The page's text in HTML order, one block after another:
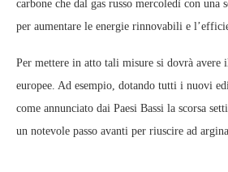
carbone che dal gas russo mercoledì con una
per aumentare le energie rinnovabili e
Per mettere in atto tali misure si dovrà avere
europee. Ad esempio, dotando tutti i nuovi
come annunciato dai Paesi Bassi la scorsa
un notevole passo avanti per riuscire ad